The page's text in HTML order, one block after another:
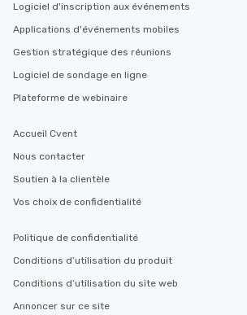
Logiciel d'inscription aux événements
Applications d'événements mobiles
Gestion stratégique des réunions
Logiciel de sondage en ligne
Plateforme de webinaire
Accueil Cvent
Nous contacter
Soutien à la clientèle
Vos choix de confidentialité
Politique de confidentialité
Conditions d’utilisation du produit
Conditions d’utilisation du site web
Annoncer sur ce site